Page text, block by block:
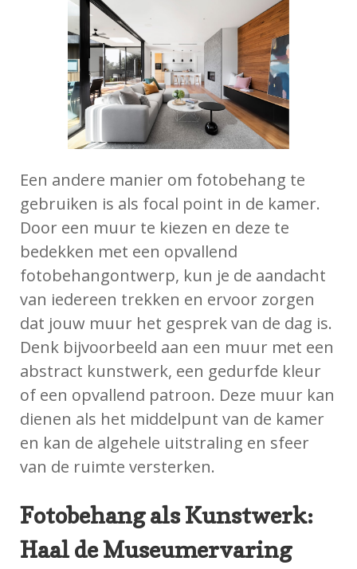
Een andere manier om fotobehang te
gebruiken is als focal point in de kamer.
Door een muur te kiezen en deze te
bedekken met een opvallend
fotobehangontwerp, kun je de aandacht
van iedereen trekken en ervoor zorgen
dat jouw muur het gesprek van de dag is.
Denk bijvoorbeeld aan een muur met een
abstract kunstwerk, een gedurfde kleur
of een opvallend patroon. Deze muur kan
dienen als het middelpunt van de kamer
en kan de algehele uitstraling en sfeer
van de ruimte versterken.
Fotobehang als Kunstwerk:
Haal de Museumervaring